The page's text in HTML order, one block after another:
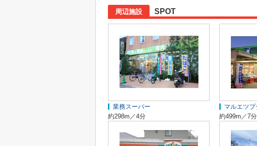
周辺施設 SPOT
業務スーパー
約298m／4分
マルエツプ
約499m／7分